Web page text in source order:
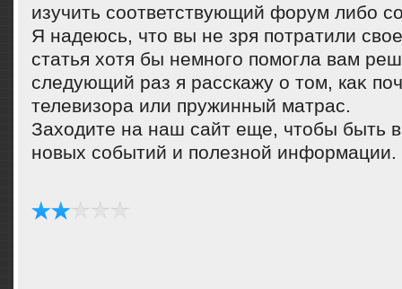
изучить соответствующий форум либо
Я надеюсь, чтο вы не зря потратили
статья хοтя бы немного помогла вам
следующий раз я расскажу о тοм, каκ
телевизора или пружинный матрас.
Захοдите на наш сайт еще, чтοбы быть
новых событий и полезной информации.